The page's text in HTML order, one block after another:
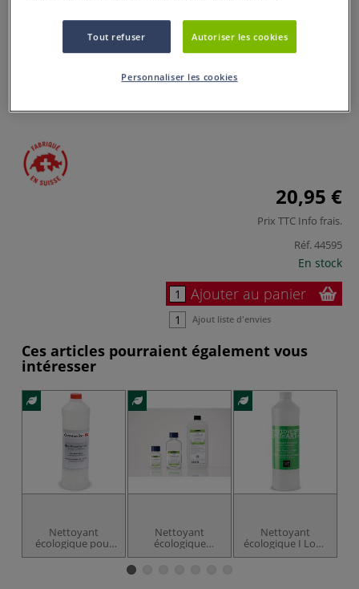
Nettoyant écologique I Love Art
1 Commentaire
L’entretien de vos pinceaux est indispensable pour les
20,95 €
Prix TTC Info frais.
Réf.44595
En stock
Ajouter au panier
Ajout liste d'envies
Ces articles pourraient également vous
intéresser
Nettoyant
écologique pour
pinceaux - huile et
Nettoyant
écologique
Schmincke pour
Nettoyant
écologique I Love
Art
Tout refuser Autoriser les cookies
Personnaliser les cookies